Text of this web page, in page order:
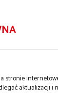
stronie
aktualizacji i